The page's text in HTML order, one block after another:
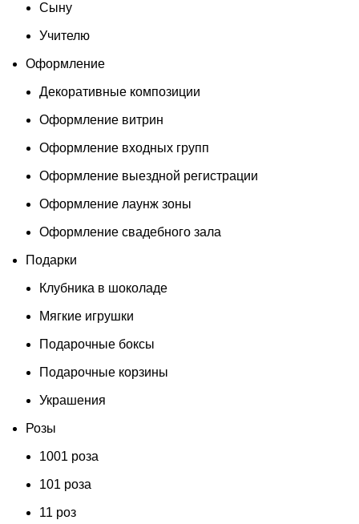
Сыну
Учителю
Оформление
Декоративные композиции
Оформление витрин
Оформление входных групп
Оформление выездной регистрации
Оформление лаунж зоны
Оформление свадебного зала
Подарки
Клубника в шоколаде
Мягкие игрушки
Подарочные боксы
Подарочные корзины
Украшения
Розы
1001 роза
101 роза
11 роз